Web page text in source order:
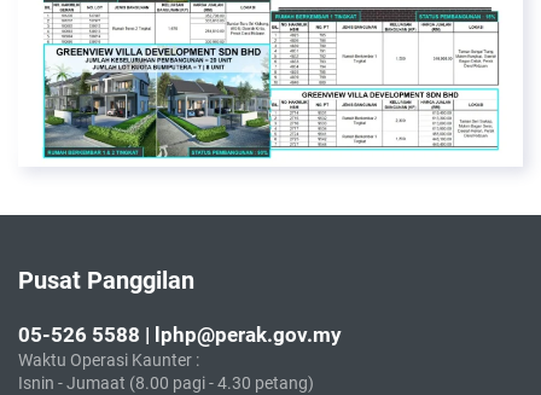
Pusat Panggilan
05-526 5588 | lphp@perak.gov.my
Waktu Operasi Kaunter :
Isnin - Jumaat (8.00 pagi - 4.30 petang)